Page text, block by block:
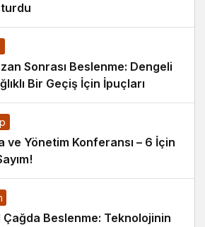
Sonrası Beslenme: Dengeli
Bir Geçiş İçin İpuçları
ve Yönetim Konferansı – 6 İçin
Çağda Beslenme: Teknolojinin